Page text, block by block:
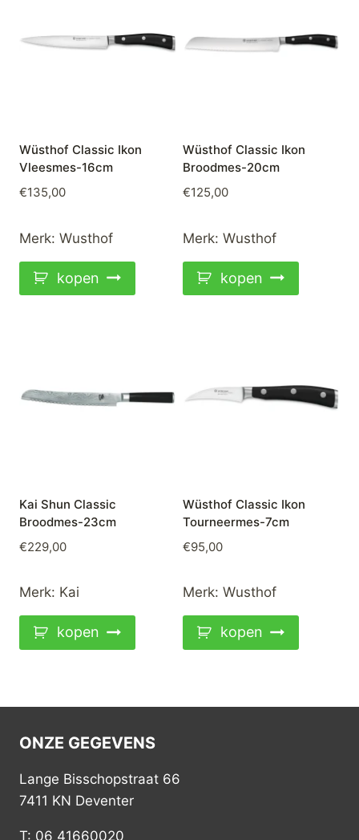
Wüsthof Classic Ikon
Vleesmes-16cm
€135,00
Merk: Wusthof
kopen
Wüsthof Classic Ikon
Broodmes-20cm
€125,00
Merk: Wusthof
kopen
Kai Shun Classic
Broodmes-23cm
€229,00
Merk: Kai
kopen
Wüsthof Classic Ikon
Tourneermes-7cm
€95,00
Merk: Wusthof
kopen
ONZE GEGEVENS
Lange Bisschopstraat 66
7411 KN Deventer
T: 06 41660020